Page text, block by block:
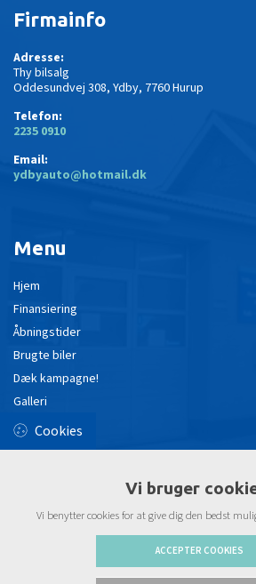
Firmainfo
Adresse:
Thy bilsalg
Oddesundvej 308, Ydby, 7760 Hurup
Telefon:
2235 0910
Email:
ydbyauto@hotmail.dk
Menu
Hjem
Finansiering
Åbningstider
Brugte biler
Dæk kampagne!
Galleri
Kontakt
Åbningstider
Mandag - Fredag:
Cookies
Vi bruger
Vi benytter cookies for at give dig den bedst
ACCEPTER COOKIES